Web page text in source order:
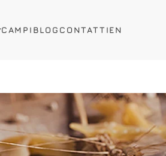
CAMPI BLOG CONTATTIEN